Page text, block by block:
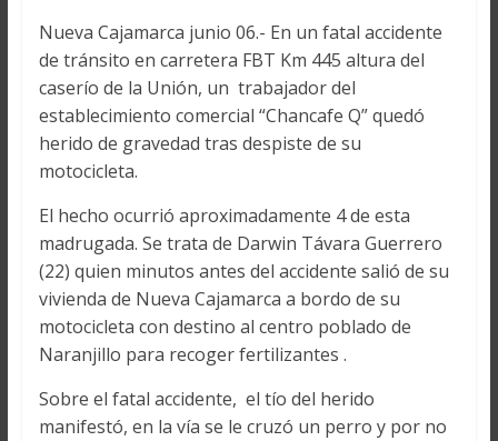
Nueva Cajamarca junio 06.- En un fatal accidente
de tránsito en carretera FBT Km 445 altura del
caserío de la Unión, un trabajador del
establecimiento comercial “Chancafe Q” quedó
herido de gravedad tras despiste de su
motocicleta.
El hecho ocurrió aproximadamente 4 de esta
madrugada. Se trata de Darwin Távara Guerrero
(22) quien minutos antes del accidente salió de su
vivienda de Nueva Cajamarca a bordo de su
motocicleta con destino al centro poblado de
Naranjillo para recoger fertilizantes .
Sobre el fatal accidente, el tío del herido
manifestó, en la vía se le cruzó un perro y por no